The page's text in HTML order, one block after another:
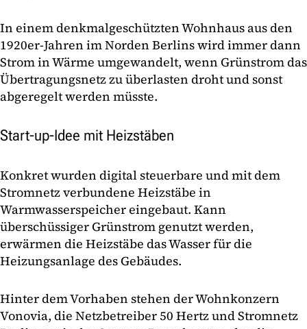
In einem denkmalgeschützten Wohnhaus aus den
1920er-Jahren im Norden Berlins wird immer dann
Strom in Wärme umgewandelt, wenn Grünstrom das
Übertragungsnetz zu überlasten droht und sonst
abgeregelt werden müsste.
Start-up-Idee mit Heizstäben
Konkret wurden digital steuerbare und mit dem
Stromnetz verbundene Heizstäbe in
Warmwasserspeicher eingebaut. Kann
überschüssiger Grünstrom genutzt werden,
erwärmen die Heizstäbe das Wasser für die
Heizungsanlage des Gebäudes.
Hinter dem Vorhaben stehen der Wohnkonzern
Vonovia, die Netzbetreiber 50 Hertz und Stromnetz